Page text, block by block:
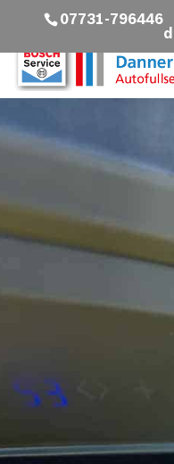
07731-796446